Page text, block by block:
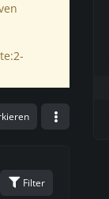
Filter